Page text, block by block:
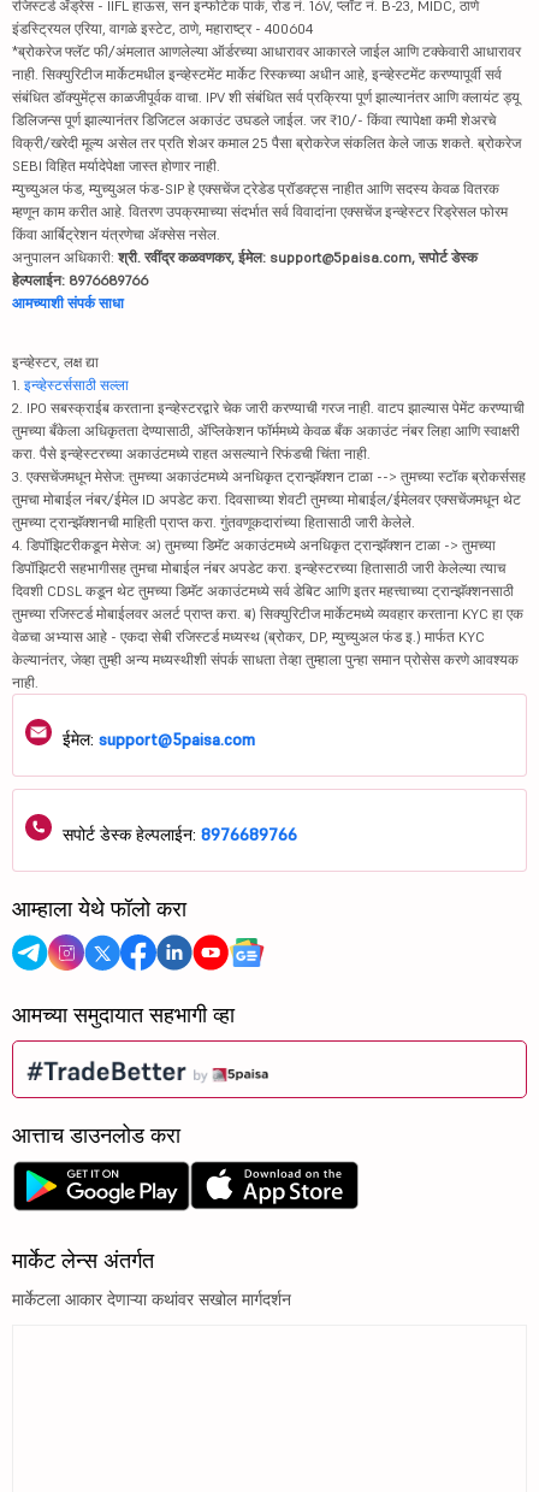
रजिस्टर्ड ॲड्रेस - IIFL हाऊस, सन इन्फोटेक पार्क, रोड नं. 16V, प्लॉट नं. B-23, MIDC, ठाणे
इंडस्ट्रियल एरिया, वागळे इस्टेट, ठाणे, महाराष्ट्र - 400604
*ब्रोकरेज फ्लॅट फी/अंमलात आणलेल्या ऑर्डरच्या आधारावर आकारले जाईल आणि टक्केवारी आधारावर
नाही. सिक्युरिटीज मार्केटमधील इन्व्हेस्टमेंट मार्केट रिस्कच्या अधीन आहे, इन्व्हेस्टमेंट करण्यापूर्वी सर्व
संबंधित डॉक्युमेंट्स काळजीपूर्वक वाचा. IPV शी संबंधित सर्व प्रक्रिया पूर्ण झाल्यानंतर आणि क्लायंट ड्यू
डिलिजन्स पूर्ण झाल्यानंतर डिजिटल अकाउंट उघडले जाईल. जर ₹10/- किंवा त्यापेक्षा कमी शेअरचे
विक्री/खरेदी मूल्य असेल तर प्रति शेअर कमाल 25 पैसा ब्रोकरेज संकलित केले जाऊ शकते. ब्रोकरेज
SEBI विहित मर्यादेपेक्षा जास्त होणार नाही.
म्युच्युअल फंड, म्युच्युअल फंड-SIP हे एक्सचेंज ट्रेडेड प्रॉडक्ट्स नाहीत आणि सदस्य केवळ वितरक
म्हणून काम करीत आहे. वितरण उपक्रमाच्या संदर्भात सर्व विवादांना एक्सचेंज इन्व्हेस्टर रिड्रेसल फोरम
किंवा आर्बिट्रेशन यंत्रणेचा ॲक्सेस नसेल.
अनुपालन अधिकारी: श्री. रवींद्र कळवणकर, ईमेल: support@5paisa.com, सपोर्ट डेस्क
हेल्पलाईन: 8976689766
आमच्याशी संपर्क साधा
इन्व्हेस्टर, लक्ष द्या
1. इन्व्हेस्टर्ससाठी सल्ला
2. IPO सबस्क्राईब करताना इन्व्हेस्टरद्वारे चेक जारी करण्याची गरज नाही. वाटप झाल्यास पेमेंट करण्याची
तुमच्या बँकेला अधिकृतता देण्यासाठी, ॲप्लिकेशन फॉर्ममध्ये केवळ बँक अकाउंट नंबर लिहा आणि स्वाक्षरी
करा. पैसे इन्व्हेस्टरच्या अकाउंटमध्ये राहत असल्याने रिफंडची चिंता नाही.
3. एक्सचेंजमधून मेसेज: तुमच्या अकाउंटमध्ये अनधिकृत ट्रान्झॅक्शन टाळा --> तुमच्या स्टॉक ब्रोकर्ससह
तुमचा मोबाईल नंबर/ईमेल ID अपडेट करा. दिवसाच्या शेवटी तुमच्या मोबाईल/ईमेलवर एक्सचेंजमधून थेट
तुमच्या ट्रान्झॅक्शनची माहिती प्राप्त करा. गुंतवणूकदारांच्या हितासाठी जारी केलेले.
4. डिपॉझिटरीकडून मेसेज: अ) तुमच्या डिमॅट अकाउंटमध्ये अनधिकृत ट्रान्झॅक्शन टाळा -> तुमच्या
डिपॉझिटरी सहभागीसह तुमचा मोबाईल नंबर अपडेट करा. इन्व्हेस्टरच्या हितासाठी जारी केलेल्या त्याच
दिवशी CDSL कडून थेट तुमच्या डिमॅट अकाउंटमध्ये सर्व डेबिट आणि इतर महत्त्वाच्या ट्रान्झॅक्शनसाठी
तुमच्या रजिस्टर्ड मोबाईलवर अलर्ट प्राप्त करा. ब) सिक्युरिटीज मार्केटमध्ये व्यवहार करताना KYC हा एक
वेळचा अभ्यास आहे - एकदा सेबी रजिस्टर्ड मध्यस्थ (ब्रोकर, DP, म्युच्युअल फंड इ.) मार्फत KYC
केल्यानंतर, जेव्हा तुम्ही अन्य मध्यस्थीशी संपर्क साधता तेव्हा तुम्हाला पुन्हा समान प्रोसेस करणे आवश्यक
नाही.
ईमेल: support@5paisa.com
सपोर्ट डेस्क हेल्पलाईन: 8976689766
आम्हाला येथे फॉलो करा
आमच्या समुदायात सहभागी व्हा
आत्ताच डाउनलोड करा
मार्केट लेन्स अंतर्गत
मार्केटला आकार देणाऱ्या कथांवर सखोल मार्गदर्शन